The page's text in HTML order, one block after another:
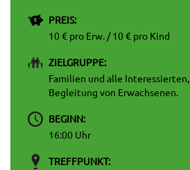
PREIS:
10 € pro Erw. / 10 € pro Kind
ZIELGRUPPE:
Familien und alle
Begleitung von Erwachsenen.
BEGINN:
16:00 Uhr
TREFFPUNKT: